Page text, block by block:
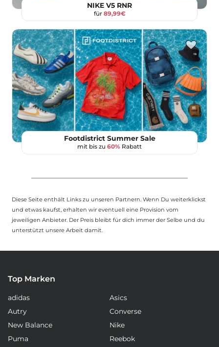
NIKE V5 RNR
für 89,99€
Footdistrict Summer Sale
mit bis zu 60% Rabatt
Diese Seite enthält Links zu unseren Partnern. Wenn Du weiterklickst
und etwas kaufst, erhalten wir eventuell eine Provision vom
jeweiligen Anbieter. Der Preis bleibt für dich immer der Selbe und du
unterstützt unsere Arbeit damit.
Top Marken
adidas
Asics
Autry
Converse
New Balance
Nike
Puma
Reebok